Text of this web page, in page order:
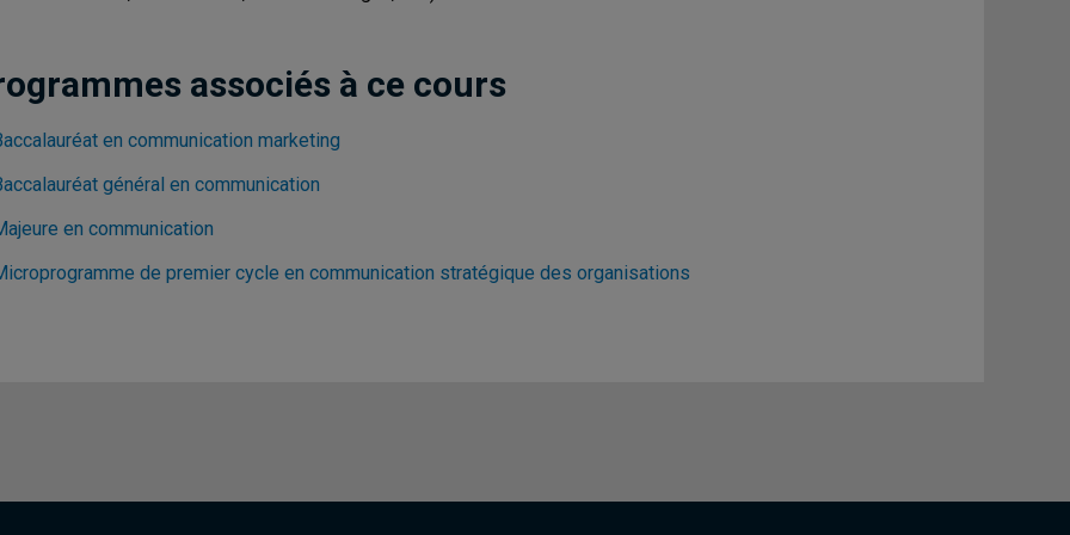
associés à ce cours
en communication marketing
général en communication
en communication
de premier cycle en communication stratégique des organisations